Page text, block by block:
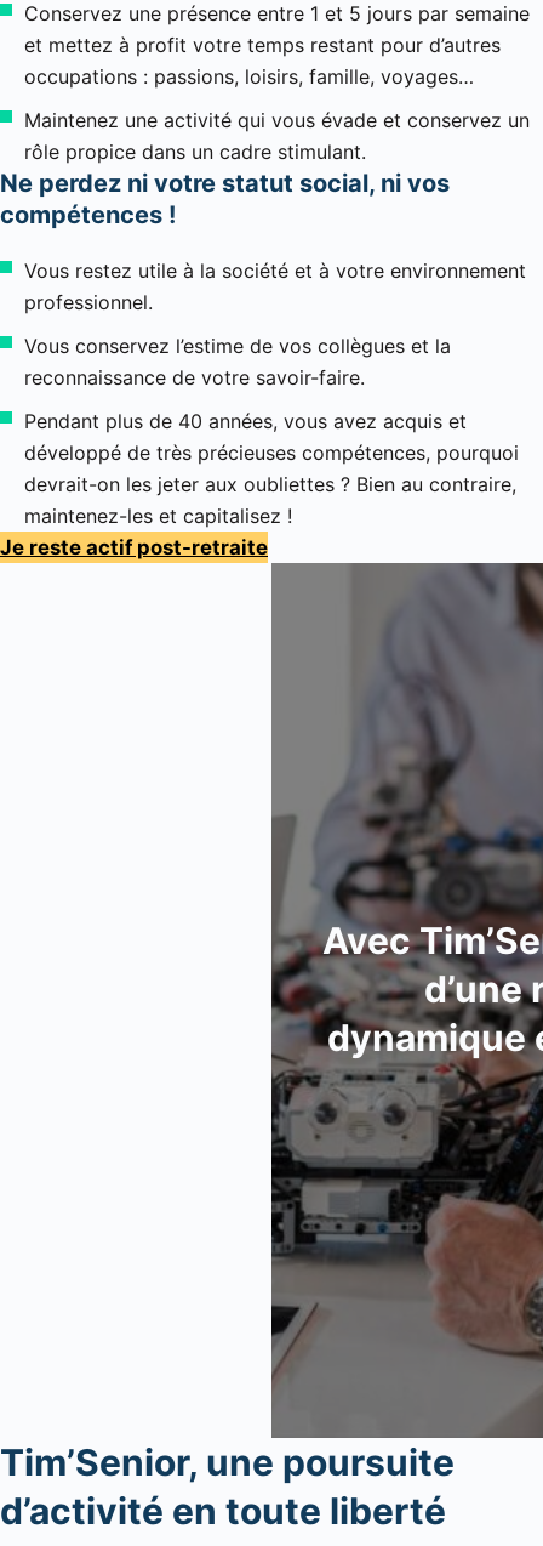
Conservez une présence entre 1 et 5 jours par semaine
et mettez à profit votre temps restant pour d’autres
occupations : passions, loisirs, famille, voyages…
Maintenez une activité qui vous évade et conservez un
rôle propice dans un cadre stimulant.
Ne perdez ni votre statut social, ni vos
compétences !
Vous restez utile à la société et à votre environnement
professionnel.
Vous conservez l’estime de vos collègues et la
reconnaissance de votre savoir-faire.
Pendant plus de 40 années, vous avez acquis et
développé de très précieuses compétences, pourquoi
devrait-on les jeter aux oubliettes ? Bien au contraire,
maintenez-les et capitalisez !
Je reste actif post-retraite
Avec
d’une
dynamique
Tim’Senior, une poursuite
d’activité en toute liberté